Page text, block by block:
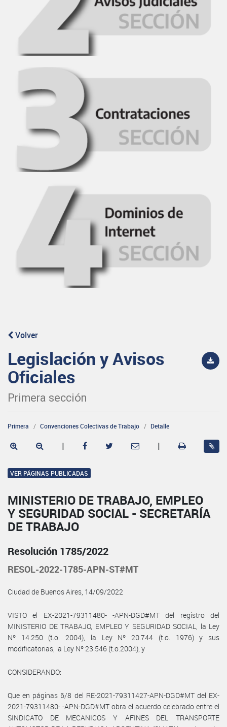
Volver
Legislación y Avisos
Oficiales
Primera sección
Primera Convenciones Colectivas de Trabajo Detalle
| |
VER PÁGINAS PUBLICADAS
MINISTERIO DE TRABAJO, EMPLEO
Y SEGURIDAD SOCIAL - SECRETARÍA
DE TRABAJO
Resolución 1785/2022
RESOL-2022-1785-APN-ST#MT
Ciudad de Buenos Aires, 14/09/2022
VISTO el EX-2021-79311480- -APN-DGD#MT del registro del
MINISTERIO DE TRABAJO, EMPLEO Y SEGURIDAD SOCIAL, la Ley
Nº 14.250 (t.o. 2004), la Ley Nº 20.744 (t.o. 1976) y sus
modificatorias, la Ley Nº 23.546 (t.o.2004), y
CONSIDERANDO:
Que en páginas 6/8 del RE-2021-79311427-APN-DGD#MT del EX-
2021-79311480- -APN-DGD#MT obra el acuerdo celebrado entre el
SINDICATO DE MECANICOS Y AFINES DEL TRANSPORTE